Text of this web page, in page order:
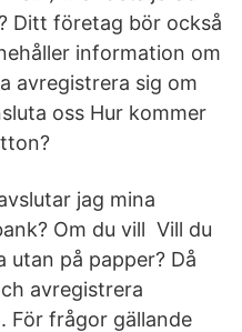
Ditt företag bör också
information om
avregistrera sig om
oss Hur kommer
jag mina
Om du vill Vill du
utan på papper? Då
avregistrera
För frågor gällande